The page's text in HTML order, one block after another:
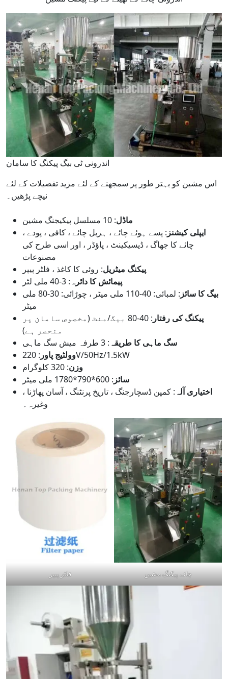
اندرونی ٹی بیگ پیکنگ کا سامان
اس مشین کو بہتر طور پر سمجھنے کے لئے مزید تفصیلات کے لئے
نیچے پڑھیں۔
ماڈل: 10 مسلسل پیکیجنگ مشین
ایپلی کیشنز : پسے ہوئے چائے ، ہربل چائے ، کافی ، پودے ،
چائے کا جھاگ ، ڈیسیکینٹ ، پاؤڈر ، اور اسی طرح کی
مصنوعات
پیکنگ میٹریل: روئی کا کاغذ ، فلٹر پیپر
پیمائش کا دائرہ : 3-40 ملی لٹر
بیگ کا سائز
: لمبائی: 40-110 ملی میٹر ، چوڑائی: 30-80 ملی
میٹر
پیکنگ کی رفتار
: 40-80 بیگ/منٹ (مخصوص سامان پر
منحصر ہے)
سگ ماہی کا طریقہ : 3 طرفہ میش سگ ماہی
وولٹیج پاور: 220V/50Hz/1.5kW
وزن: 320 کلوگرام
سائز : 600*790*1780 ملی میٹر
اختیاری آلہ : کمپن ڈسچارجنگ ، تاریخ پرنٹنگ ، آسان پھاڑنا ،
وغیرہ۔
فلٹر پیپر چائے پیکنگ مشین